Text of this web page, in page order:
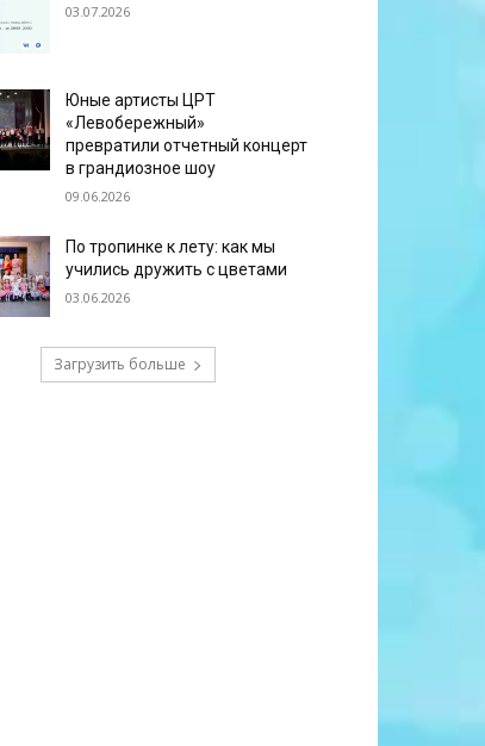
03.07.2026
Юные артисты ЦРТ
«Левобережный»
превратили отчетный концерт
в грандиозное шоу
09.06.2026
По тропинке к лету: как мы
учились дружить с цветами
03.06.2026
Загрузить больше